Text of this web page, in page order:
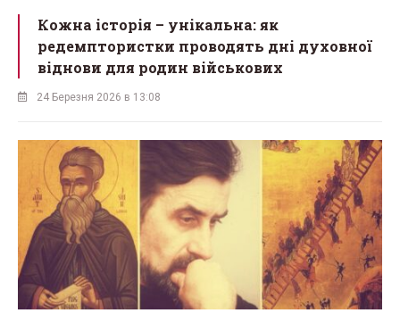
Кожна історія – унікальна: як
редемптористки проводять дні духовної
віднови для родин військових
24 Березня 2026 в 13:08